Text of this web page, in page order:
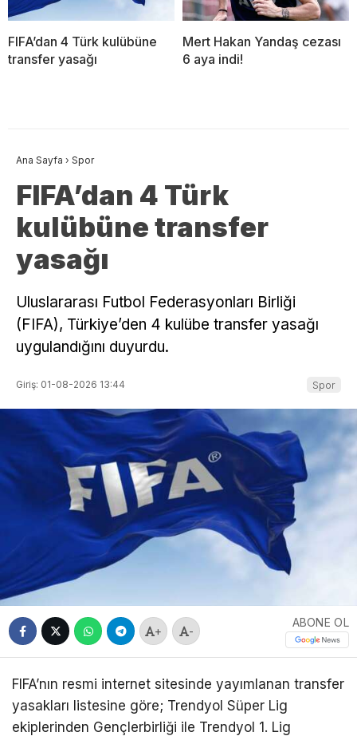
FIFA’dan 4 Türk kulübüne
transfer yasağı
Mert Hakan Yandaş cezası
6 aya indi!
Ana Sayfa › Spor
FIFA’dan 4 Türk
kulübüne transfer
yasağı
Uluslararası Futbol Federasyonları Birliği
(FIFA), Türkiye’den 4 kulübe transfer yasağı
uygulandığını duyurdu.
Giriş: 01-08-2026 13:44 Spor
+ -
ABONE OL
FIFA’nın resmi internet sitesinde yayımlanan transfer
yasakları listesine göre; Trendyol Süper Lig
ekiplerinden Gençlerbirliği ile Trendyol 1. Lig